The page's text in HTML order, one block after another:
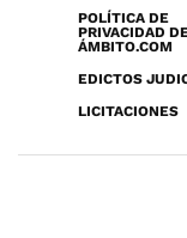
POLÍTICA DE
PRIVACIDAD
ÁMBITO.COM
EDICTOS
LICITACIONES